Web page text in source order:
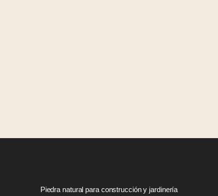
Piedra natural para construcción y jardinería